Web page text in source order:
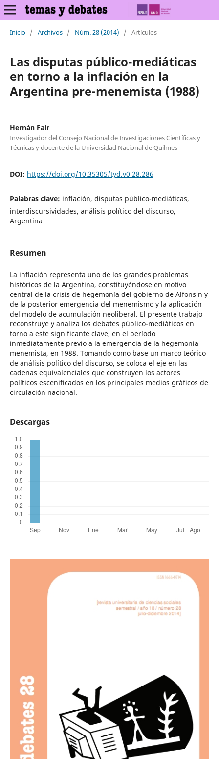
Inicio / Archivos / Núm. 28 (2014) / Artículos
Las disputas público-mediáticas
en torno a la inflación en la
Argentina pre-menemista (1988)
Hernán Fair
Investigador del Consejo Nacional de Investigaciones Científicas y
Técnicas y docente de la Universidad Nacional de Quilmes
DOI: https://doi.org/10.35305/tyd.v0i28.286
Palabras clave: inflación, disputas público-mediáticas,
interdiscursividades, análisis político del discurso,
Argentina
Resumen
La inflación representa uno de los grandes problemas
históricos de la Argentina, constituyéndose en motivo
central de la crisis de hegemonía del gobierno de Alfonsín y
de la posterior emergencia del menemismo y la aplicación
del modelo de acumulación neoliberal. El presente trabajo
reconstruye y analiza los debates público-mediáticos en
torno a este significante clave, en el período
inmediatamente previo a la emergencia de la hegemonía
menemista, en 1988. Tomando como base un marco teórico
de análisis político del discurso, se coloca el eje en las
cadenas equivalenciales que construyen los actores
políticos escenificados en los principales medios gráficos de
circulación nacional.
Descargas